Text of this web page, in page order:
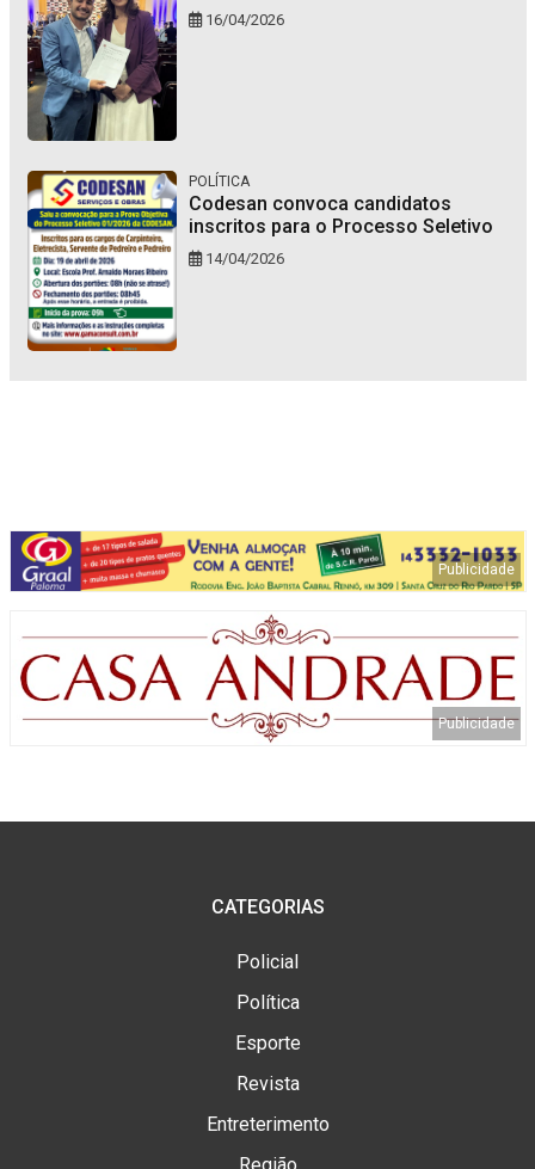
16/04/2026
POLÍTICA
Codesan convoca candidatos
inscritos para o Processo Seletivo
14/04/2026
CATEGORIAS
Policial
Política
Esporte
Revista
Entreterimento